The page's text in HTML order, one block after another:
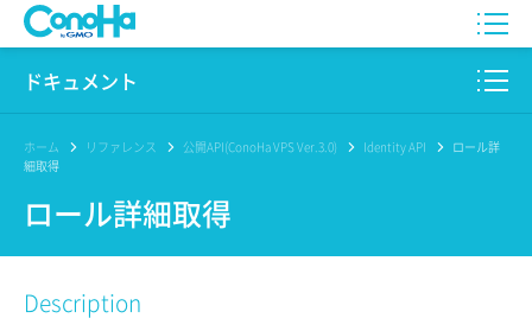
WING
Pencil
ドキュメント
このサイトについて
プロダクト
リファレンス
リリースノート
ホーム リファレンス 公開API(ConoHa VPS Ver.3.0) Identity API
ロール詳
細取得
ロール詳細取得
Description